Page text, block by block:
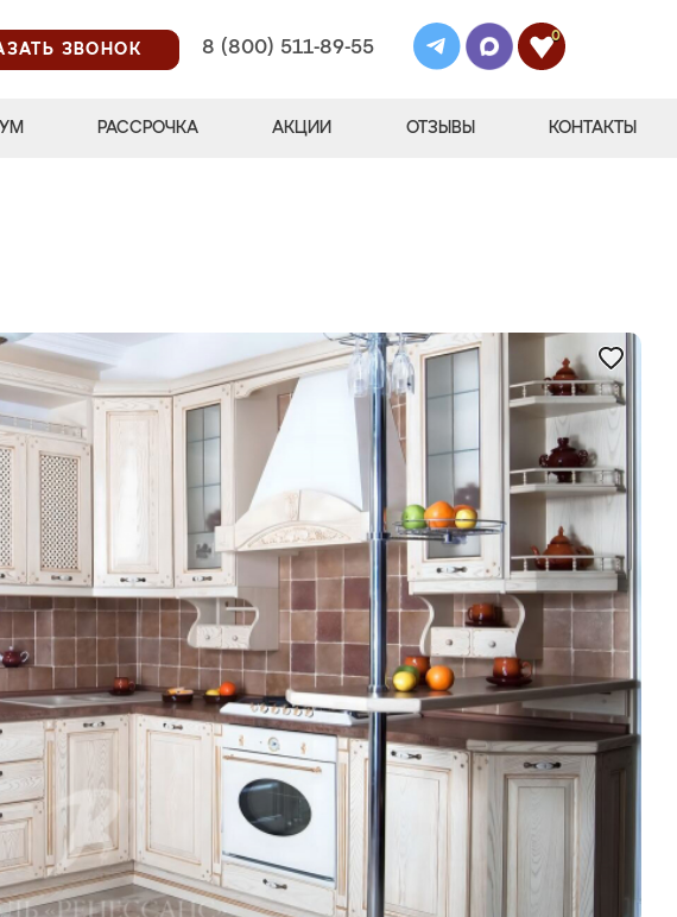
ЗВОНОК
8 (800) 511-89-55
0
РАССРОЧКА АКЦИИ ОТЗЫВЫ КОНТАКТЫ